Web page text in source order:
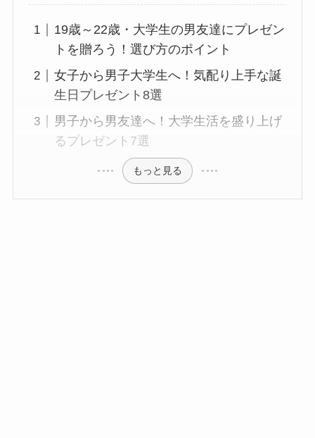
19歳～22歳・大学生の男友達にプレゼン
トを贈ろう！選び方のポイント
女子から男子大学生へ！気配り上手な誕
生日プレゼント8選
男子から男友達へ！大学生活を盛り上げ
るプレゼント7選
もっと見る